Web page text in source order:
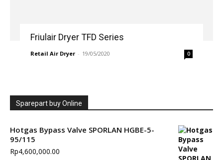
Friulair Dryer TFD Series
Retail Air Dryer - 19/05/2020 0
Sparepart buy Online
Hotgas Bypass Valve SPORLAN HGBE-5-
95/115
Rp4,600,000.00